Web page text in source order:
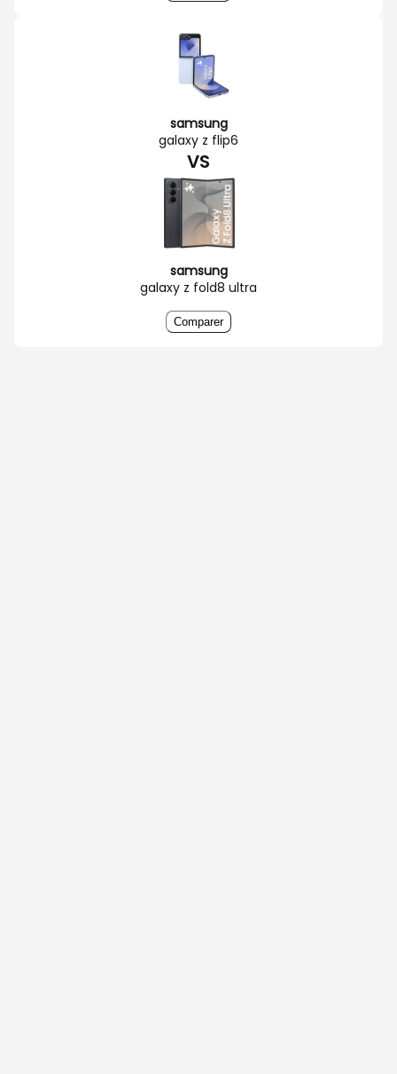
samsung
galaxy z flip6
VS
samsung
galaxy z fold8 ultra
Comparer